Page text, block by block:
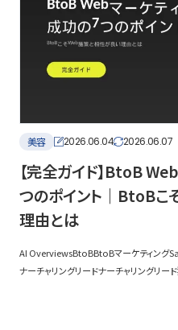
美容 2026.06.04 2026.06.07
【完全ガイド】BtoB
つのポイント｜BtoB
理由とは
AI OverviewsBtoBBtoBマーケティング
ナーチャリングリードナーチャリングリー